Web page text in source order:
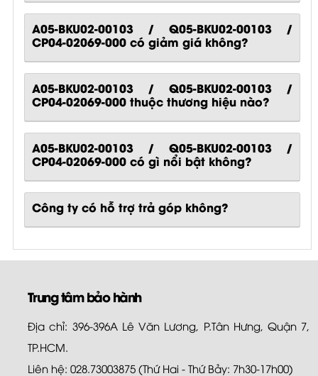
A05-BKU02-00103 / Q05-BKU02-00103 /
CP04-02069-000 có giảm giá không?
A05-BKU02-00103 / Q05-BKU02-00103 /
CP04-02069-000 thuộc thương hiệu nào?
A05-BKU02-00103 / Q05-BKU02-00103 /
CP04-02069-000có gì nổi bật không?
Công ty có hỗ trợ trả góp không?
Trung tâm bảo hành
Địa chỉ: 396-396A Lê Văn Lương, P.Tân Hưng, Quận 7,
TP.HCM.
Liên hệ: 028.73003875 (Thứ Hai - Thứ Bảy: 7h30-17h00)